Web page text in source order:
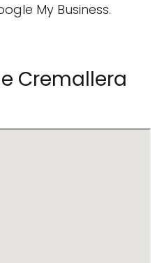
My Business.
Cremallera